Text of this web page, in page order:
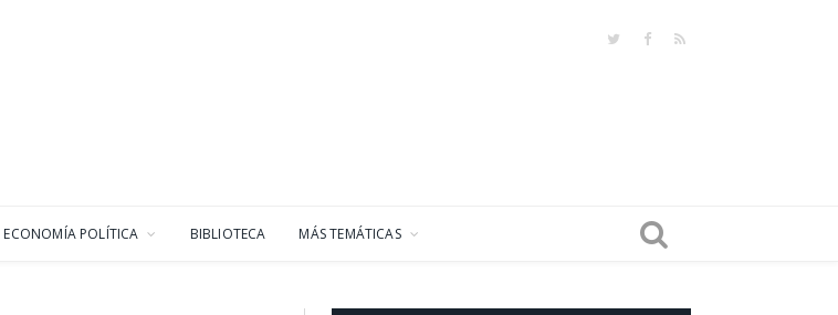
TwitterFacebook
RSS
ECONOMÍA POLÍTICA BIBLIOTECA MÁS TEMÁTICAS